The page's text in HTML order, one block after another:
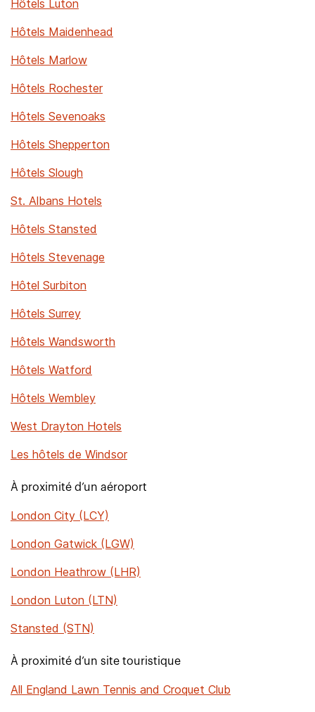
Hôtels Luton
Hôtels Maidenhead
Hôtels Marlow
Hôtels Rochester
Hôtels Sevenoaks
Hôtels Shepperton
Hôtels Slough
St. Albans Hotels
Hôtels Stansted
Hôtels Stevenage
Hôtel Surbiton
Hôtels Surrey
Hôtels Wandsworth
Hôtels Watford
Hôtels Wembley
West Drayton Hotels
Les hôtels de Windsor
À proximité d’un aéroport
London City (LCY)
London Gatwick (LGW)
London Heathrow (LHR)
London Luton (LTN)
Stansted (STN)
À proximité d’un site touristique
All England Lawn Tennis and Croquet Club